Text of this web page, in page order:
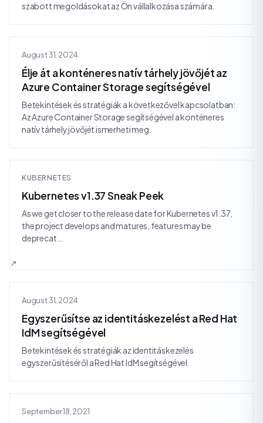
szabott megoldásokat az Ön vállalkozása számára.
August 31, 2024
Élje át a konténeres natív tárhely jövőjét az
Azure Container Storage segítségével
Betekintések és stratégiák a következővel kapcsolatban:
Az Azure Container Storage segítségével a konténeres
natív tárhely jövőjét ismerheti meg.
KUBERNETES
Kubernetes v1.37 Sneak Peek
As we get closer to the release date for Kubernetes v1.37,
the project develops and matures, features may be
deprecat...
August 31, 2024
Egyszerűsítse az identitáskezelést a Red Hat
IdM segítségével
Betekintések és stratégiák az identitáskezelés
egyszerűsítéséről a Red Hat IdM segítségével.
September 18, 2021